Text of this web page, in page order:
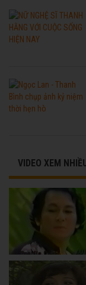
VIDEO XEM